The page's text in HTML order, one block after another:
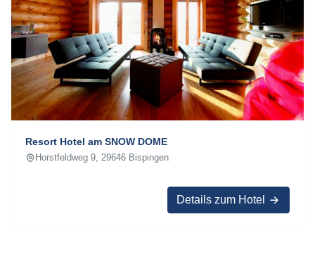
Resort Hotel am SNOW DOME
Horstfeldweg 9, 29646 Bispingen
Details zum Hotel